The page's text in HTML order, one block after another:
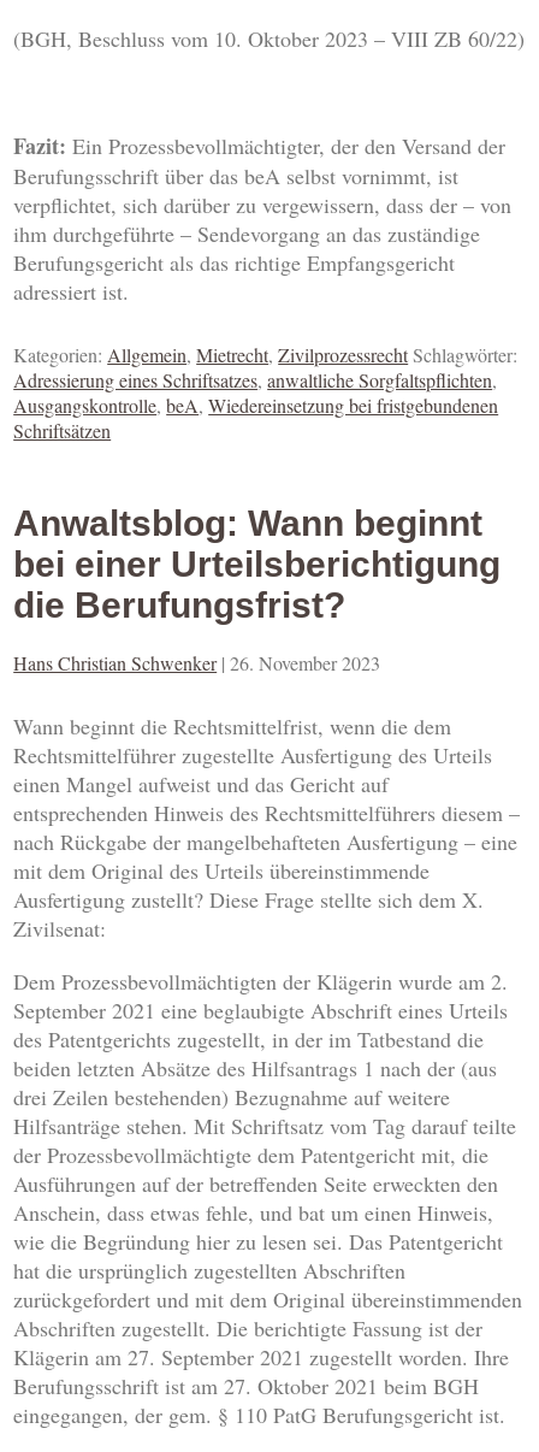
(BGH, Beschluss vom 10. Oktober 2023 – VIII ZB 60/22)
Fazit: Ein Prozessbevollmächtigter, der den Versand der
Berufungsschrift über das beA selbst vornimmt, ist
verpflichtet, sich darüber zu vergewissern, dass der – von
ihm durchgeführte – Sendevorgang an das zuständige
Berufungsgericht als das richtige Empfangsgericht
adressiert ist.
Kategorien:Allgemein,Mietrecht,ZivilprozessrechtSchlagwörter:
Adressierung eines Schriftsatzes,anwaltliche Sorgfaltspflichten,
Ausgangskontrolle,beA,Wiedereinsetzung bei fristgebundenen
Schriftsätzen
Anwaltsblog: Wann beginnt
bei einer Urteilsberichtigung
die Berufungsfrist?
Hans Christian Schwenker |26. November 2023
Wann beginnt die Rechtsmittelfrist, wenn die dem
Rechtsmittelführer zugestellte Ausfertigung des Urteils
einen Mangel aufweist und das Gericht auf
entsprechenden Hinweis des Rechtsmittelführers diesem –
nach Rückgabe der mangelbehafteten Ausfertigung – eine
mit dem Original des Urteils übereinstimmende
Ausfertigung zustellt? Diese Frage stellte sich dem X.
Zivilsenat:
Dem Prozessbevollmächtigten der Klägerin wurde am 2.
September 2021 eine beglaubigte Abschrift eines Urteils
des Patentgerichts zugestellt, in der im Tatbestand die
beiden letzten Absätze des Hilfsantrags 1 nach der (aus
drei Zeilen bestehenden) Bezugnahme auf weitere
Hilfsanträge stehen. Mit Schriftsatz vom Tag darauf teilte
der Prozessbevollmächtigte dem Patentgericht mit, die
Ausführungen auf der betreffenden Seite erweckten den
Anschein, dass etwas fehle, und bat um einen Hinweis,
wie die Begründung hier zu lesen sei. Das Patentgericht
hat die ursprünglich zugestellten Abschriften
zurückgefordert und mit dem Original übereinstimmenden
Abschriften zugestellt. Die berichtigte Fassung ist der
Klägerin am 27. September 2021 zugestellt worden. Ihre
Berufungsschrift ist am 27. Oktober 2021 beim BGH
eingegangen, der gem. § 110 PatG Berufungsgericht ist.